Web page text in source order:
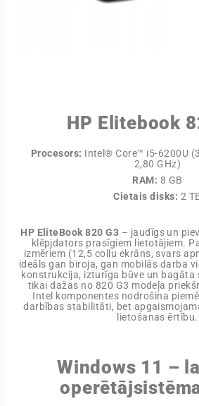
HP Elitebook
Procesors: Intel® Core™ i5-6200U
2,80 GHz)
RAM: 8 GB
Cietais disks: 2
HP EliteBook 820 G3 – jaudīgs un
klēpjdators prasīgiem lietotājiem.
izmēriem (12,5 collu ekrāns, svars
ideāls gan biroja, gan mobilās darba
konstrukcija, izturīga būve un bagāta
tikai dažas no 820 G3 modeļa
Intel komponentes nodrošina
darbības stabilitāti, bet
lietošanas ērtību.
Windows 11 –